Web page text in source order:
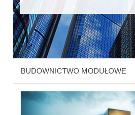
BUDOWNICTWO MODUŁOWE